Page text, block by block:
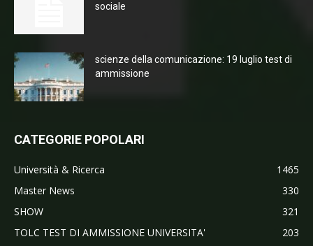
sociale
scienze della comunicazione: 19 luglio test di
ammissione
CATEGORIE POPOLARI
Università & Ricerca
1465
Master News
330
SHOW
321
TOLC TEST DI AMMISSIONE UNIVERSITA'
203